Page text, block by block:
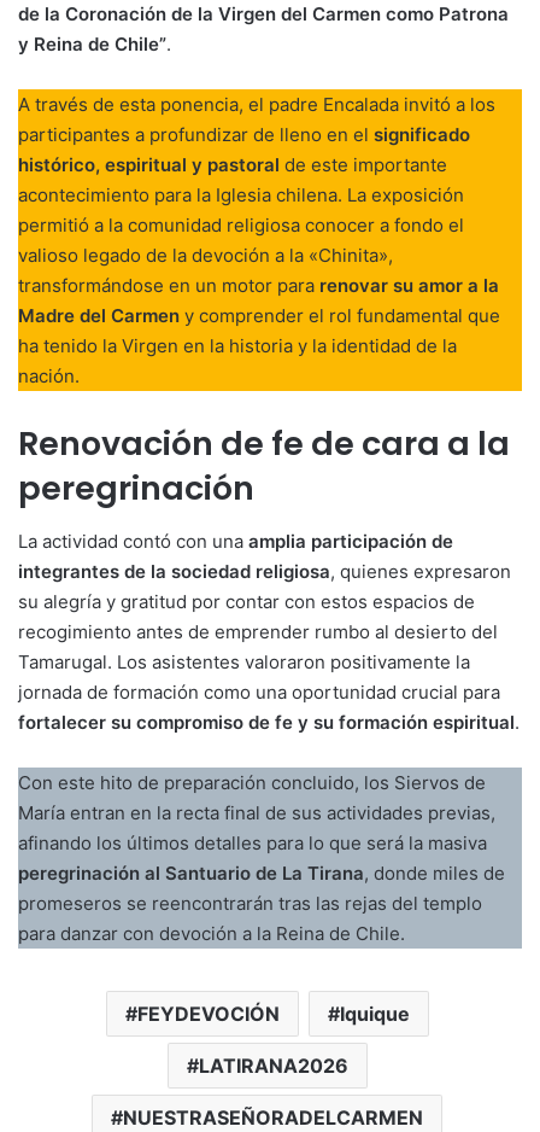
de la Coronación de la Virgen del Carmen como Patrona
y Reina de Chile”.
A través de esta ponencia, el padre Encalada invitó a los
participantes a profundizar de lleno en el significado
histórico, espiritual y pastoral de este importante
acontecimiento para la Iglesia chilena. La exposición
permitió a la comunidad religiosa conocer a fondo el
valioso legado de la devoción a la «Chinita»,
transformándose en un motor para renovar su amor a la
Madre del Carmen y comprender el rol fundamental que
ha tenido la Virgen en la historia y la identidad de la
nación.
Renovación de fe de cara a la
peregrinación
La actividad contó con una amplia participación de
integrantes de la sociedad religiosa, quienes expresaron
su alegría y gratitud por contar con estos espacios de
recogimiento antes de emprender rumbo al desierto del
Tamarugal. Los asistentes valoraron positivamente la
jornada de formación como una oportunidad crucial para
fortalecer su compromiso de fe y su formación espiritual.
Con este hito de preparación concluido, los Siervos de
María entran en la recta final de sus actividades previas,
afinando los últimos detalles para lo que será la masiva
peregrinación al Santuario de La Tirana, donde miles de
promeseros se reencontrarán tras las rejas del templo
para danzar con devoción a la Reina de Chile.
FEYDEVOCIÓN Iquique
LATIRANA2026
NUESTRASEÑORADELCARMEN